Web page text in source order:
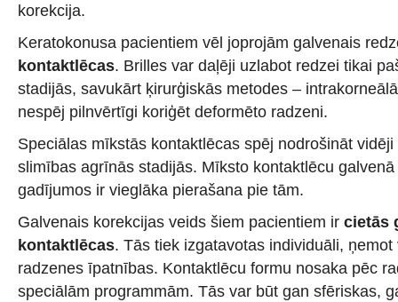
korekcija.
Keratokonusa pacientiem vēl joprojām galvenais
kontaktlēcas. Brilles var daļēji uzlabot redzei tikai
stadijās, savukārt ķirurģiskās metodes –
nespēj pilnvērtīgi koriģēt deformēto radzeni.
Speciālas mīkstās kontaktlēcas spēj nodrošināt
slimības agrīnās stadijās. Mīksto kontaktlēcu
gadījumos ir vieglāka pierašana pie tām.
Galvenais korekcijas veids šiem pacientiem ir cietās
kontaktlēcas. Tās tiek izgatavotas individuāli,
radzenes īpatnības. Kontaktlēcu formu nosaka pēc
speciālām programmām. Tās var būt gan sfēriskas,